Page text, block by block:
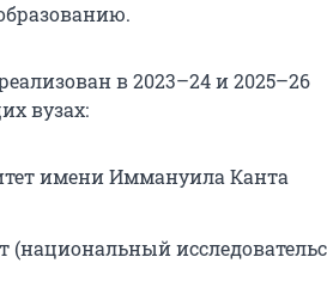
в 2023–24 и 2025–26
вузах:
имени Иммануила Канта